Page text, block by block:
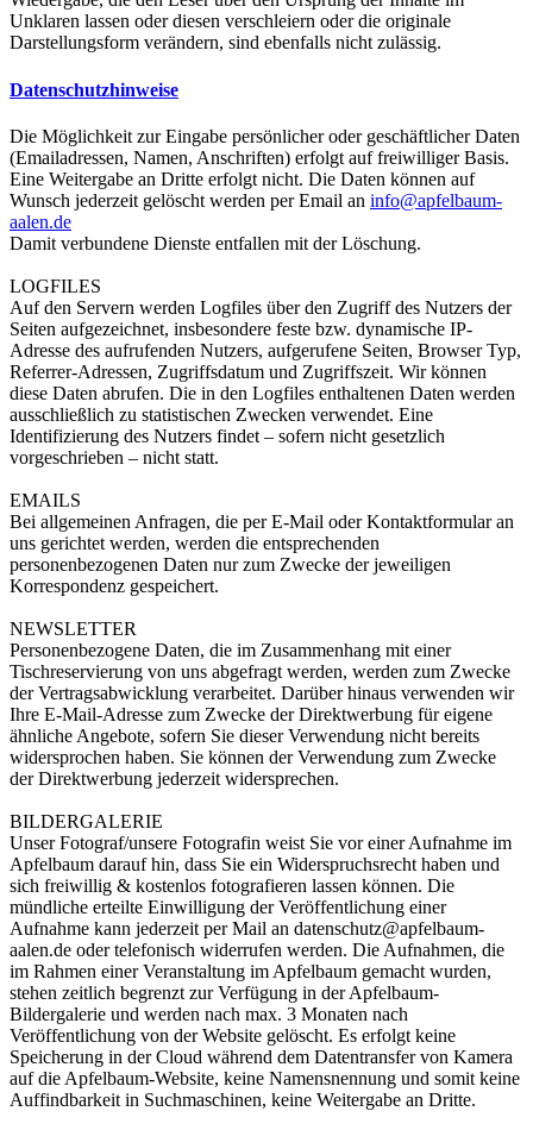
Unklaren lassen oder diesen verschleiern oder die originale
Darstellungsform verändern, sind ebenfalls nicht zulässig.
Datenschutzhinweise
Die Möglichkeit zur Eingabe persönlicher oder geschäftlicher Daten
(Emailadressen, Namen, Anschriften) erfolgt auf freiwilliger Basis.
Eine Weitergabe an Dritte erfolgt nicht. Die Daten können auf
Wunsch jederzeit gelöscht werden per Email an info@apfelbaum-
aalen.de
Damit verbundene Dienste entfallen mit der Löschung.
LOGFILES
Auf den Servern werden Logfiles über den Zugriff des Nutzers der
Seiten aufgezeichnet, insbesondere feste bzw. dynamische IP-
Adresse des aufrufenden Nutzers, aufgerufene Seiten, Browser Typ,
Referrer-Adressen, Zugriffsdatum und Zugriffszeit. Wir können
diese Daten abrufen. Die in den Logfiles enthaltenen Daten werden
ausschließlich zu statistischen Zwecken verwendet. Eine
Identifizierung des Nutzers findet – sofern nicht gesetzlich
vorgeschrieben – nicht statt.
EMAILS
Bei allgemeinen Anfragen, die per E-Mail oder Kontaktformular an
uns gerichtet werden, werden die entsprechenden
personenbezogenen Daten nur zum Zwecke der jeweiligen
Korrespondenz gespeichert.
NEWSLETTER
Personenbezogene Daten, die im Zusammenhang mit einer
Tischreservierung von uns abgefragt werden, werden zum Zwecke
der Vertragsabwicklung verarbeitet. Darüber hinaus verwenden wir
Ihre E-Mail-Adresse zum Zwecke der Direktwerbung für eigene
ähnliche Angebote, sofern Sie dieser Verwendung nicht bereits
widersprochen haben. Sie können der Verwendung zum Zwecke
der Direktwerbung jederzeit widersprechen.
BILDERGALERIE
Unser Fotograf/unsere Fotografin weist Sie vor einer Aufnahme im
Apfelbaum darauf hin, dass Sie ein Widerspruchsrecht haben und
sich freiwillig & kostenlos fotografieren lassen können. Die
mündliche erteilte Einwilligung der Veröffentlichung einer
Aufnahme kann jederzeit per Mail an datenschutz@apfelbaum-
aalen.de oder telefonisch widerrufen werden. Die Aufnahmen, die
im Rahmen einer Veranstaltung im Apfelbaum gemacht wurden,
stehen zeitlich begrenzt zur Verfügung in der Apfelbaum-
Bildergalerie und werden nach max. 3 Monaten nach
Veröffentlichung von der Website gelöscht. Es erfolgt keine
Speicherung in der Cloud während dem Datentransfer von Kamera
auf die Apfelbaum-Website, keine Namensnennung und somit keine
Auffindbarkeit in Suchmaschinen, keine Weitergabe an Dritte.